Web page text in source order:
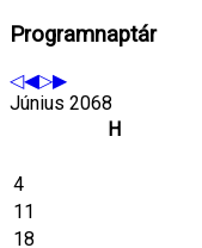
Programnaptár
Június 2068
H
4
11
18